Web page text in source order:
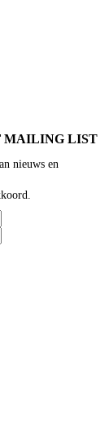
MAILING LIST
nieuws en